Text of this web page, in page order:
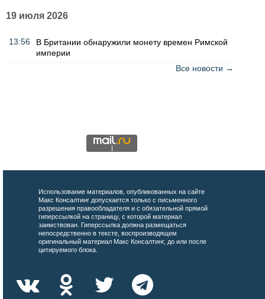
19 июля 2026
13:56
В Британии обнаружили монету времен Римской
империи
Все новости →
Использование материалов, опубликованных на сайте
Макс Консалтинг допускается только с письменного
разрешения правообладателя и с обязательной прямой
гиперссылкой на страницу, с которой материал
заимствован. Гиперссылка должна размещаться
непосредственно в тексте, воспроизводящем
оригинальный материал Макс Консалтинг, до или после
цитируемого блока.